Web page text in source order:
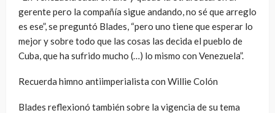
gerente pero la compañía sigue andando, no sé que arreglo
es ese”, se preguntó Blades, “pero uno tiene que esperar lo
mejor y sobre todo que las cosas las decida el pueblo de
Cuba, que ha sufrido mucho (…) lo mismo con Venezuela”.
Recuerda himno antiimperialista con Willie Colón
Blades reflexionó también sobre la vigencia de su tema